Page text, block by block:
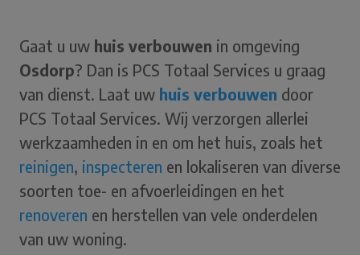
Gaat u uw huis verbouwen in omgeving
Osdorp? Dan is PCS Totaal Services u graag
van dienst. Laat uw huis verbouwen door
PCS Totaal Services. Wij verzorgen allerlei
werkzaamheden in en om het huis, zoals het
reinigen, inspecteren en lokaliseren van diverse
soorten toe- en afvoerleidingen en het
renoveren en herstellen van vele onderdelen
van uw woning.